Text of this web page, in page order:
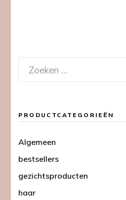
Zoeken
naar:
PRODUCTCATEGORIEËN
Algemeen
bestsellers
gezichtsproducten
haar